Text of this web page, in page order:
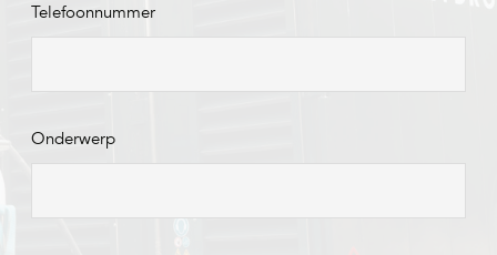
Telefoonnummer
Onderwerp